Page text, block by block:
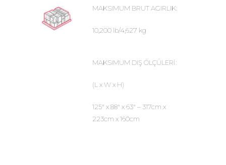
MAKSIMUM BRUT AGIRLIK:
10,200 lb/4,627 kg
MAKSIMUM DIŞ ÖLÇÜLERİ:
(L x W x H)
125″ x 88″ x 63″ – 317cm x
223cm x 160cm